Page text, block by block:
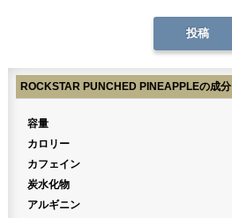
ROCKSTAR PUNCHED PINEAPPLEの成分
容量
カロリー
カフェイン
炭水化物
アルギニン